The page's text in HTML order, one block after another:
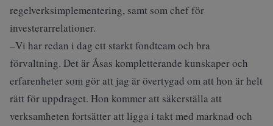
regelverksimplementering, samt som chef för
investerarrelationer.
–Vi har redan i dag ett starkt fondteam och bra
förvaltning. Det är Åsas kompletterande kunskaper och
erfarenheter som gör att jag är övertygad om att hon är helt
rätt för uppdraget. Hon kommer att säkerställa att
verksamheten fortsätter att ligga i takt med marknad och